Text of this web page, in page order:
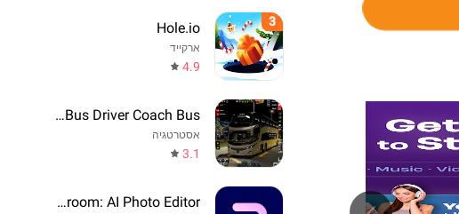
3
Hole.io
ארקייד
4.9
Real Bus Driver Coach Bus
אסטרטגיה
3.1
Photoroom: AI Photo Editor